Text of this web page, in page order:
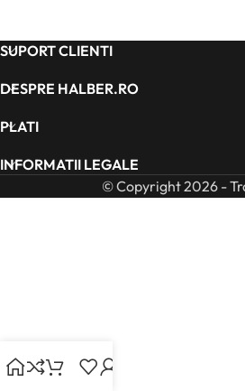
SUPORT CLIENTI
DESPRE HALBER.RO
PLATI
INFORMATII LEGALE
© Copyright 2026 -